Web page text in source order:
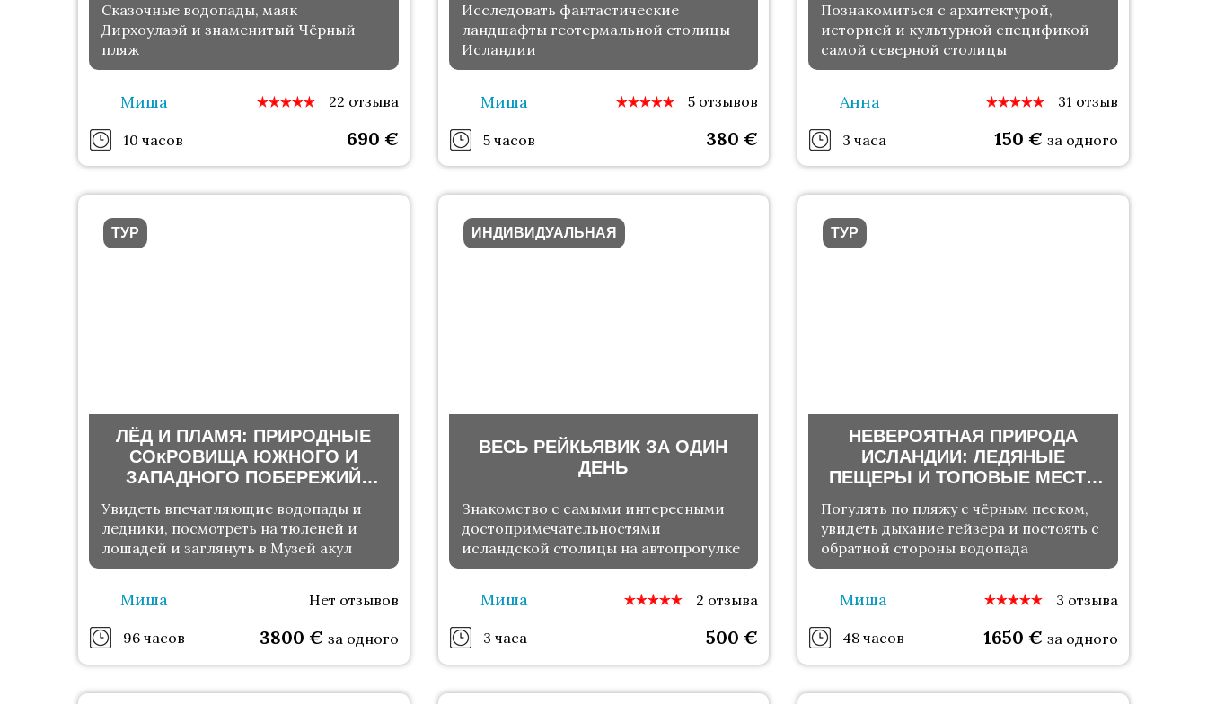
Сказочные водопады, маяк
Дирхоулаэй и знаменитый Чёрный
пляж
Миша 22 отзыва
10 часов 690 €
Исследовать фантастические
ландшафты геотермальной столицы
Исландии
Миша 5 отзывов
5 часов 380€
Познакомиться с архитектурой,
историей и культурной спецификой
самой северной столицы
Анна 31 отзыв
3 часа 150 € за одного
ТУР
ЛЁД И ПЛАМЯ: ПРИРОДНЫЕ
СОĸРОВИЩА ЮЖНОГО И
ЗАПАДНОГО ПОБЕРЕЖИЙ
КОЛЬЦА
Увидеть впечатляющие водопады и
ледники, посмотреть на тюленей и
лошадей и заглянуть в Музей акул
Миша Нет отзывов
96 часов 3800 € за одного
ИНДИВИДУАЛЬНАЯ
ВЕСЬ РЕЙКЬЯВИК ЗА ОДИН
ДЕНЬ
Знакомство с самыми интересными
достопримечательностями
исландской столицы на автопрогулке
Миша 2 отзыва
3 часа 500€
ТУР
НЕВЕРОЯТНАЯ ПРИРОДА
ИСЛАНДИИ: ЛЕДЯНЫЕ
ПЕЩЕРЫ И ТОПОВЫЕ МЕСТА
ЮЖНОГО ПОБЕРЕЖЬЯ
Погулять по пляжу с чёрным песком,
увидеть дыхание гейзера и постоять с
обратной стороны водопада
Миша 3 отзыва
48 часов 1650 € за одного